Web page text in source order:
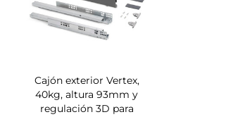
Cajón exterior Vertex,
40kg, altura 93mm y
regulación 3D para